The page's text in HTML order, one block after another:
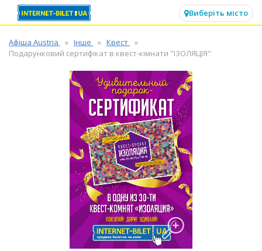
Виберіть місто
Афіша Austria Інше
Квест
Подарунковий сертифікат в квест-кімнати "ІЗОЛЯЦІЯ"